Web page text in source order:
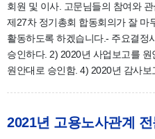
회원 및 이사. 고문님들의 참여와
제27차 정기총회 합동회의가 잘 마
활동하도록 하겠습니다.- 주요결정
승인하다. 2) 2020년 사업보고를
원안대로 승인함. 4) 2020년 감사보